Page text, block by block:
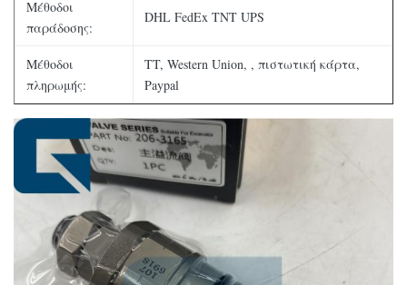
Μέθοδοι
παράδοσης:
DHL FedEx TNT UPS
Μέθοδοι
πληρωμής:
TT, Western Union, , πιστωτική κάρτα,
Paypal